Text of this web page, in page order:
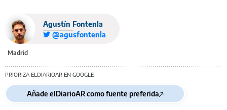
Agustín Fontenla
@agusfontenla
Madrid
PRIORIZA ELDIARIOAR EN GOOGLE
Añade elDiarioAR como fuente preferida